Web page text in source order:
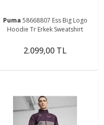
Puma 58668807 Ess Big Logo
Hoodie Tr Erkek Sweatshirt
2.099,00 TL